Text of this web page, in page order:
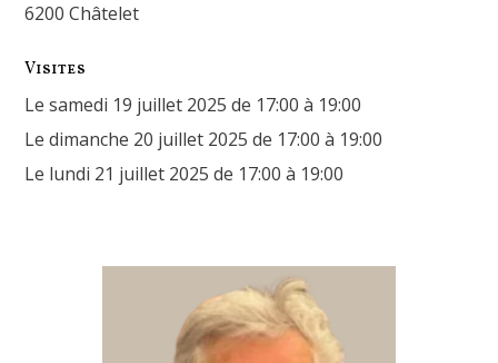
6200 Châtelet
Visites
Le samedi 19 juillet 2025 de 17:00 à 19:00
Le dimanche 20 juillet 2025 de 17:00 à 19:00
Le lundi 21 juillet 2025 de 17:00 à 19:00